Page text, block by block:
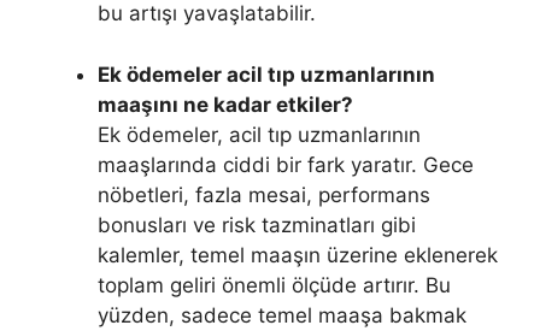
bu artışı yavaşlatabilir.
Ek ödemeler acil tıp uzmanlarının
maaşını ne kadar etkiler?
Ek ödemeler, acil tıp uzmanlarının
maaşlarında ciddi bir fark yaratır. Gece
nöbetleri, fazla mesai, performans
bonusları ve risk tazminatları gibi
kalemler, temel maaşın üzerine eklenerek
toplam geliri önemli ölçüde artırır. Bu
yüzden, sadece temel maaşa bakmak